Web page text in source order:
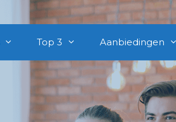
Top 3 Aanbiedingen